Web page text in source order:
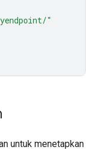
"
untuk menetapkan